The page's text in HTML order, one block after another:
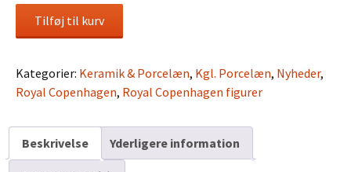
Royal
Copenhagen
1129
antal
Tilføj til kurv
Kategorier: Keramik & Porcelæn, Kgl. Porcelæn, Nyheder,
Royal Copenhagen, Royal Copenhagen figurer
Beskrivelse Yderligere information